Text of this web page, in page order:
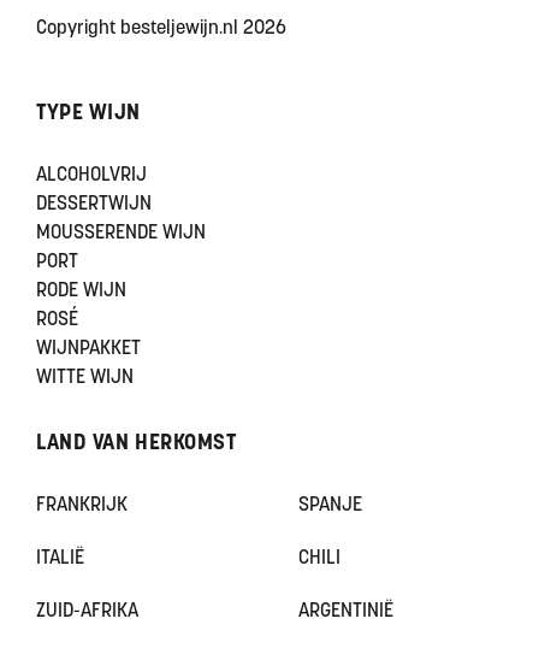
Copyright besteljewijn.nl 2026
TYPE WIJN
ALCOHOLVRIJ
DESSERTWIJN
MOUSSERENDE WIJN
PORT
RODE WIJN
ROSÉ
WIJNPAKKET
WITTE WIJN
LAND VAN HERKOMST
FRANKRIJK SPANJE
ITALIË CHILI
ZUID-AFRIKA ARGENTINIË